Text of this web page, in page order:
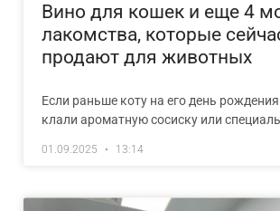
Вино для кошек и еще 4
лакомства, которые
продают для животных
Если раньше коту на его день
клали ароматную сосиску или
01.09.2025 13:14